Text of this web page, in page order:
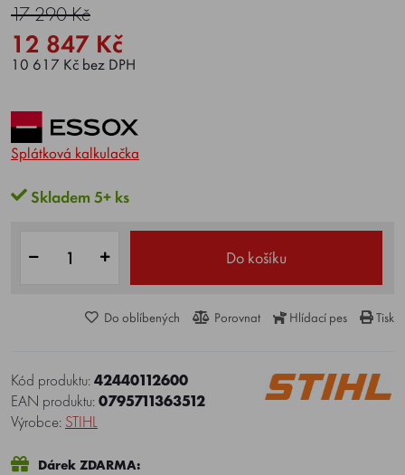
17 290 Kč
12 847 Kč
10 617 Kč bez DPH
Splátková kalkulačka
Skladem 5+ ks
Do košíku
Do oblíbených Porovnat Hlídací pes Tisk
Kód produktu:42440112600
EAN produktu:0795711363512
Výrobce: STIHL
Dárek ZDARMA: